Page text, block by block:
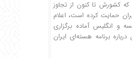
که کشورش تا کنون از تجاوز
حمایت کرده است، اعلام
و انگلیس آماده برگزاری
درباره برنامه هسته‌ای ایران